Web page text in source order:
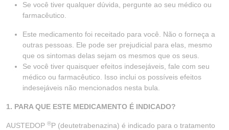
Se você tiver qualquer dúvida, pergunte ao seu médico ou
farmacêutico.
Este medicamento foi receitado para você. Não o forneça a
outras pessoas. Ele pode ser prejudicial para elas, mesmo
que os sintomas delas sejam os mesmos que os seus.
Se você tiver quaisquer efeitos indesejáveis, fale com seu
médico ou farmacêutico. Isso inclui os possíveis efeitos
indesejáveis não mencionados nesta bula.
1. PARA QUE ESTE MEDICAMENTO É INDICADO?
AUSTEDOP ®P (deutetrabenazina) é indicado para o tratamento